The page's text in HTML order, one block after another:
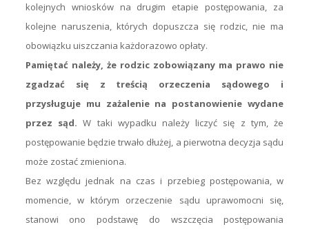
kolejnych wniosków na drugim etapie postępowania, za
kolejne naruszenia, których dopuszcza się rodzic, nie ma
obowiązku uiszczania każdorazowo opłaty.
Pamiętać należy, że rodzic zobowiązany ma prawo nie
zgadzać się z treścią orzeczenia sądowego i
przysługuje mu zażalenie na postanowienie wydane
przez sąd. W taki wypadku należy liczyć się z tym, że
postępowanie będzie trwało dłużej, a pierwotna decyzja sądu
może zostać zmieniona.
Bez względu jednak na czas i przebieg postępowania, w
momencie, w którym orzeczenie sądu uprawomocni się,
stanowi ono podstawę do wszczęcia postępowania